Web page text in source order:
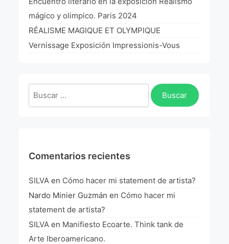
Commissaire D’exposition
La Fórmula Científica Del Arte
mágico y olimpico. Paris 2024
RÉALISME MAGIQUE ET OLYMPIQUE
Vernissage Exposición Impressionis-Vous
Buscar:
Comentarios recientes
SILVA en Cómo hacer mi statement de artista?
Nardo Minier Guzmán en Cómo hacer mi
statement de artista?
SILVA en Manifiesto Ecoarte. Think tank de
Arte Iberoamericano.